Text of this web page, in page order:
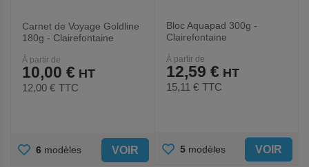
Carnet de Voyage Goldline
180g - Clairefontaine
À partir de
10,00 €
12,00 € TTC
AJOUTER
6 modèles VOIR
Bloc Aquapad 300g -
Clairefontaine
À partir de
12,59 €
15,11 € TTC
AJOUTER
5 modèles VOIR